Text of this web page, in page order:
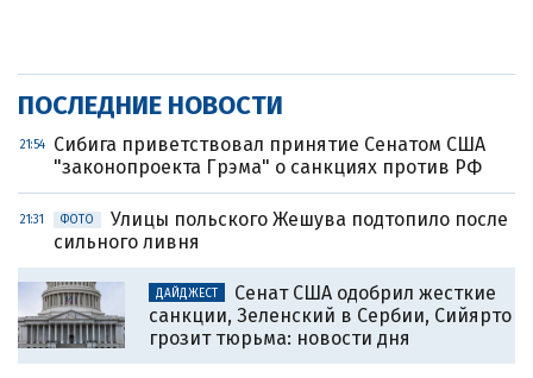
ПОСЛЕДНИЕ НОВОСТИ
21:54
Сибига приветствовал принятие Сенатом США
"законопроекта Грэма" о санкциях против РФ
21:31 ФОТО
Улицы польского Жешува подтопило после
сильного ливня
ДАЙДЖЕСТ
Сенат США одобрил жесткие
санкции, Зеленский в Сербии, Сийярто
грозит тюрьма: новости дня